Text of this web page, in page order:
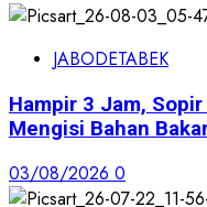
JABODETABEK
Hampir 3 Jam,
Mengisi Bahan
03/08/2026 0